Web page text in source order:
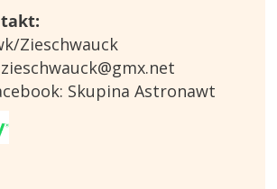
Zieschwauck
Skupina Astronawt